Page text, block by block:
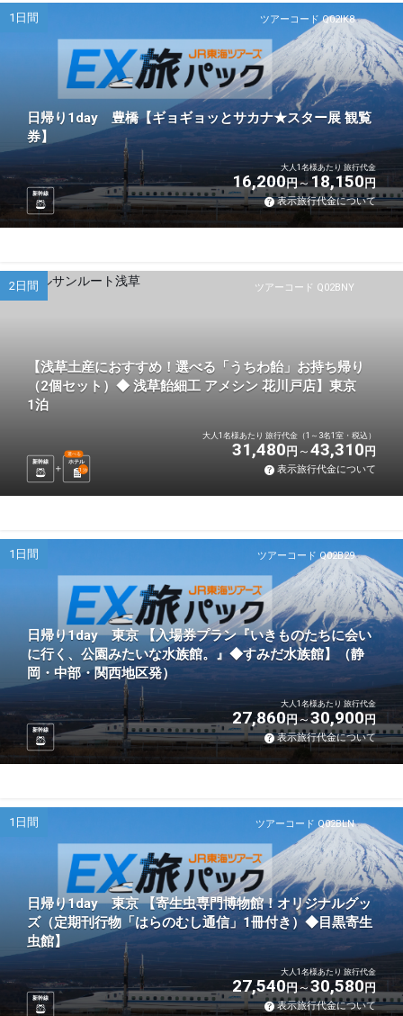
ツアーコード Q02IK8
1日間
日帰り1day 豊橋【ギョギョッとサカナ★スター展 観覧
券】
新幹線
大人1名様あたり 旅行代金
16,200円 18,150円
表示旅行代金について
ツアーコード Q02BNY
2日間
【浅草土産におすすめ！選べる「うちわ飴」お持ち帰り
（2個セット）◆ 浅草飴細工 アメシン 花川戸店】東京
1泊
新幹線 ホテル
選べる
1 泊
大人1名様あたり 旅行代金（1～3名1室・税込）
31,480 円 43,310 円
表示旅行代金について
ツアーコード Q02B29
1日間
日帰り1day 東京 【入場券プラン『いきものたちに会い
に行く、公園みたいな水族館。』◆すみだ水族館】（静
岡・中部・関西地区発）
新幹線
大人1名様あたり 旅行代金
27,860円 30,900円
表示旅行代金について
ツアーコード Q02BLN
1日間
日帰り1day 東京 【寄生虫専門博物館！オリジナルグッ
ズ（定期刊行物「はらのむし通信」1冊付き）◆目黒寄生
虫館】
新幹線
大人1名様あたり 旅行代金
27,540円 30,580円
表示旅行代金について